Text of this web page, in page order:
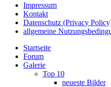
Impressum
Kontakt
Datenschutz (Privacy
allgemeine
Startseite
Forum
Galerie
Top 10
neueste Bilder